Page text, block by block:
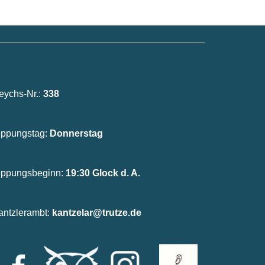
Nr.: 338
Donnerstag
19:30 Glock d. A.
kantzelar@trutze.de